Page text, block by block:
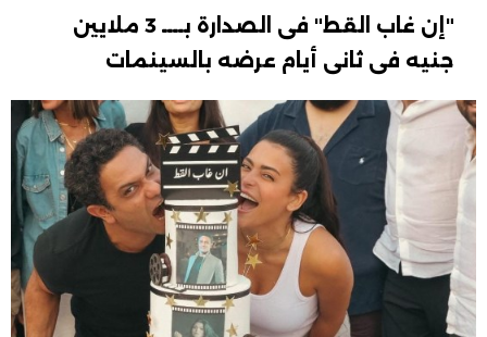
"إن غاب القط" فى الصدارة بــــ 3 ملايين
جنيه فى ثانى أيام عرضه بالسينمات